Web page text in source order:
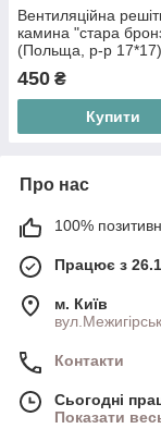
Вентиляційна
камина "стара
(Польща, р-р 17*17)
450 ₴
Купити
Про нас
100%
Працює з
м. Київ
Контакти
Сьогодні
Показати